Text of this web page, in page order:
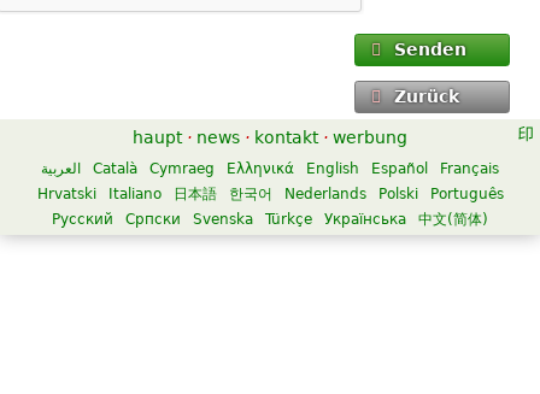
Senden
Zurück
haupt · news · kontakt · werbung
العربية Català Cymraeg Ελληνικά English Español
Français
Hrvatski
Italiano 日本語 한국어 Nederlands Polski
Português
Русский
Српски Svenska Türkçe Українська 中文(简体)